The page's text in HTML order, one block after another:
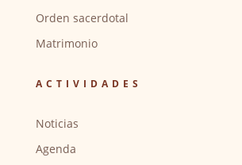
Orden sacerdotal
Matrimonio
ACTIVIDADES
Noticias
Agenda